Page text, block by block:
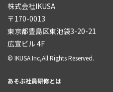
株式会社IKUSA
〒170-0013
東京都豊島区東池袋3-20-21
広宣ビル 4F
© IKUSA Inc,All Rights Reserved.
あそぶ社員研修とは